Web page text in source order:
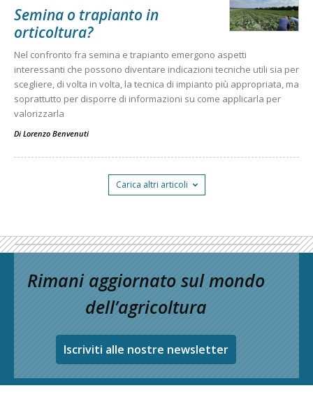
Semina o trapianto in
orticoltura?
Nel confronto fra semina e trapianto emergono aspetti
interessanti che possono diventare indicazioni tecniche utili sia per
scegliere, di volta in volta, la tecnica di impianto più appropriata, ma
soprattutto per disporre di informazioni su come applicarla per
valorizzarla
Di Lorenzo Benvenuti
Carica altri articoli
Rimani aggiornato sul mondo
dell’agricoltura
Iscriviti alle nostre newsletter